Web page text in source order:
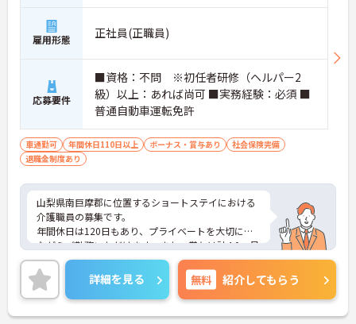
雇用形態 正社員(正職員)
応募要件
■資格：不問 ※初任者研修（ヘルパー2
級）以上：あれば尚可 ■実務経験：必須 ■
普通自動車運転免許
車通勤可 年間休日110日以上 ボーナス・賞与あり
社会保険完備
退職金制度あり
山梨県南巨摩郡に位置するショートステイにおける
介護職員の募集です。
年間休日は120日もあり、プライベートを大切にし
ながらご勤務いただけます。また、賞与は計4.0ヶ月
分の支給実績があり、頑張りがきちんと評価される
職場です。
ご興味のある方には、面接対策ポイントなど、さら
に詳細をご案内しますのでお気軽にご相談くださ
い！
詳細を見る 無料 紹介してもらう